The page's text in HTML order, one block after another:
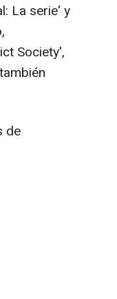
La serie' y
Society',
de